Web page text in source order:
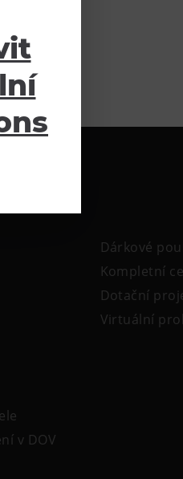
v DOV
Dárkové
Kompletní
Dotační
Virtuální